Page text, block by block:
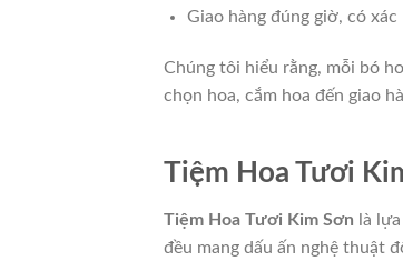
Giao hàng đúng giờ, có
Chúng tôi hiểu rằng, mỗi bó
chọn hoa, cắm hoa đến giao
Tiệm Hoa Tươi
Tiệm Hoa Tươi Kim Sơn là
đều mang dấu ấn nghệ thuật